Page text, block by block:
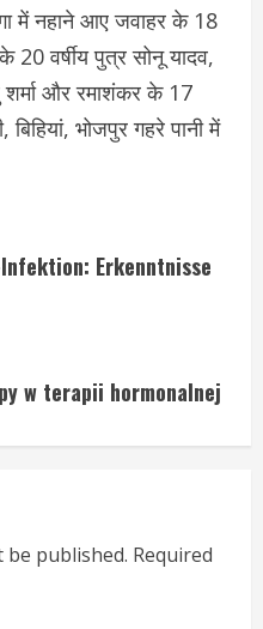
में नहाने आए जवाहर के 18
20 वर्षीय पुत्र सोनू यादव,
शर्मा और रमाशंकर के 17
बिहियां, भोजपुर गहरे पानी में
Erkenntnisse
w terapii hormonalnej
be published. Required